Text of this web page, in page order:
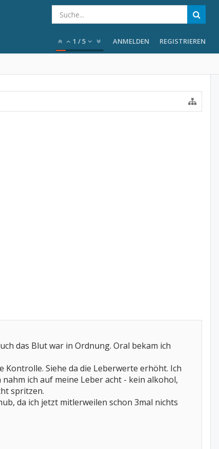
1 /5 ANMELDEN REGISTRIEREN
das Blut war in Ordnung. Oral bekam ich
Siehe da die Leberwerte erhöht. Ich
ich auf meine Leber acht - kein alkohol,
spritzen.
da ich jetzt mitlerweilen schon 3mal nichts